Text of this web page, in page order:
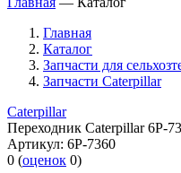
Главная
Каталог
Запчасти для
Запчасти Caterpillar
Caterpillar
Переходник Caterpillar 6P-
Артикул: 6P-7360
0 (оценок 0)